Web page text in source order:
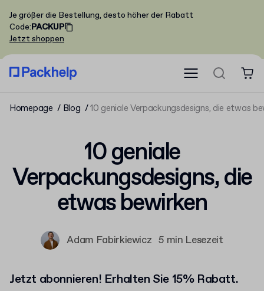
Je größer die Bestellung, desto höher der Rabatt
Code:PACKUP
Jetzt shoppen
Homepage Blog 10 geniale Verpackungsdesigns, die etwas
10 geniale
Verpackungsdesigns, die
etwas bewirken
Adam Fabirkiewicz 5 min Lesezeit
Jetzt abonnieren! Erhalten Sie 15% Rabatt.